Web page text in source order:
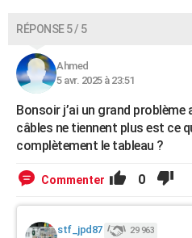
RÉPONSE 5 / 5
Ahmed
5 avr. 2025 à 23:51
Bonsoir j’ai un grand problème
câbles ne tiennent plus est ce
complètement le tableau ?
Commenter 0
stf_jpd87 29 963